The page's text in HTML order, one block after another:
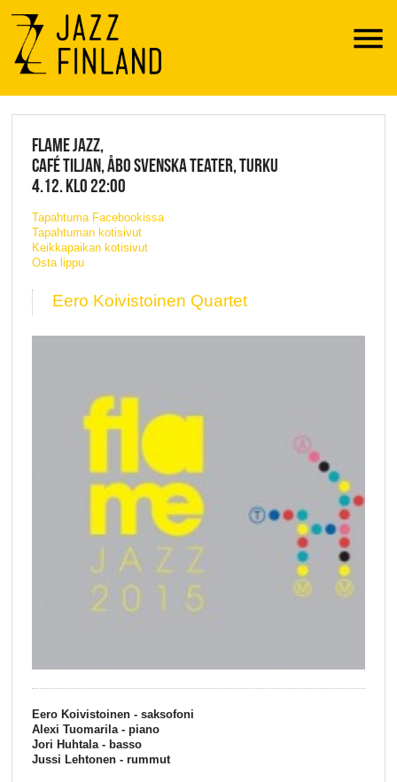
Menu
JAZZ FINLAND LIVE
FLAME JAZZ,
CAFÉ TILJAN, ÅBO SVENSKA TEATER, TURKU
4.12. KLO 22:00
Tapahtuma Facebookissa
Tapahtuman kotisivut
Keikkapaikan kotisivut
Osta lippu
Eero Koivistoinen Quartet
Eero Koivistoinen - saksofoni
Alexi Tuomarila - piano
Jori Huhtala - basso
Jussi Lehtonen - rummut